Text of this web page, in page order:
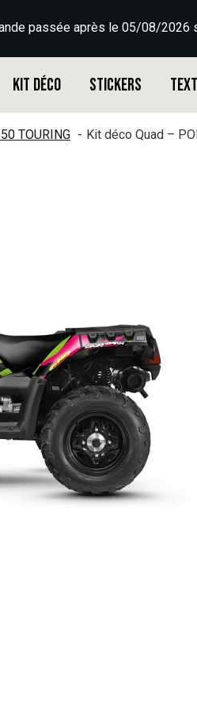
passée après le 05/08/2026
Kit déco Stickers
TOURING Kit déco Quad –